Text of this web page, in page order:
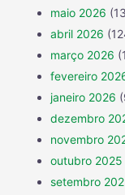
maio 2026
abril 2026
março 2026
fevereiro
janeiro 2026
dezembro
novembro
outubro 2025
setembro